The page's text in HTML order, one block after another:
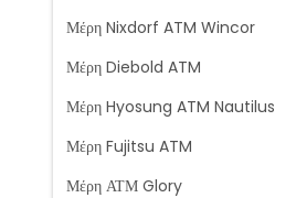
Μέρη Nixdorf ATM Wincor
Μέρη Diebold ATM
Μέρη Hyosung ATM Nautilus
Μέρη Fujitsu ATM
Μέρη ΑΤΜ Glory